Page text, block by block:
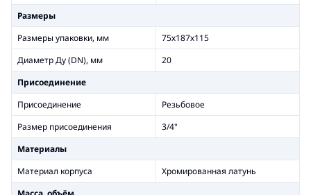
Размеры
Размеры упаковки, мм
75х187х115
Диаметр Ду (DN), мм
20
Присоединение
Присоединение
Резьбовое
Размер присоединения
3/4"
Материалы
Материал корпуса
Хромированная латунь